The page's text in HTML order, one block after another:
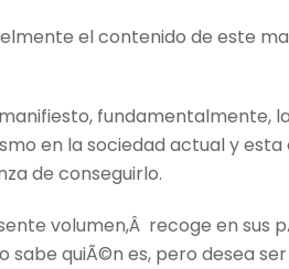
el contenido de este
fundamentalmente,
en la sociedad actual y
de conseguirlo.
volumen,Â recoge en sus
quiÃ©n es, pero desea